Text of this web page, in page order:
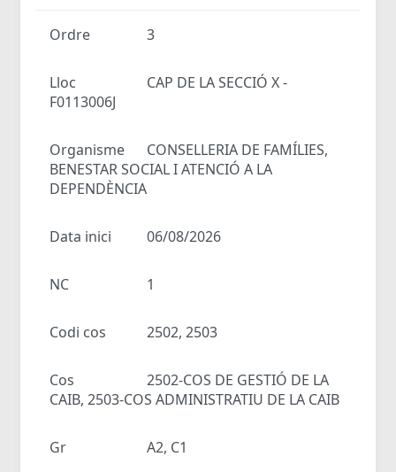
Ordre 3
Lloc
CAP DE LA SECCIÓ X -
F0113006J
Organisme
CONSELLERIA DE FAMÍLIES,
BENESTAR SOCIAL I ATENCIÓ A LA
DEPENDÈNCIA
Data inici 06/08/2026
NC 1
Codi cos 2502, 2503
Cos
2502-COS DE GESTIÓ DE LA
CAIB, 2503-COS ADMINISTRATIU DE LA CAIB
Gr A2, C1